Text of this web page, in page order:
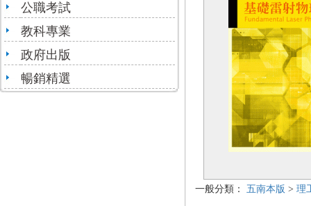
公職考試
教科專業
政府出版
暢銷精選
一般分類： 五南本版 > 理